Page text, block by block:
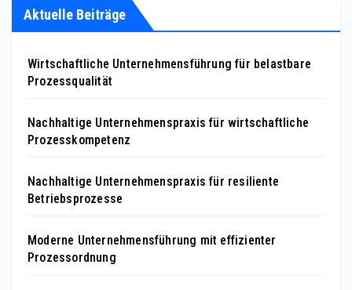
Aktuelle Beiträge
Wirtschaftliche Unternehmensführung für belastbare
Prozessqualität
Nachhaltige Unternehmenspraxis für wirtschaftliche
Prozesskompetenz
Nachhaltige Unternehmenspraxis für resiliente
Betriebsprozesse
Moderne Unternehmensführung mit effizienter
Prozessordnung